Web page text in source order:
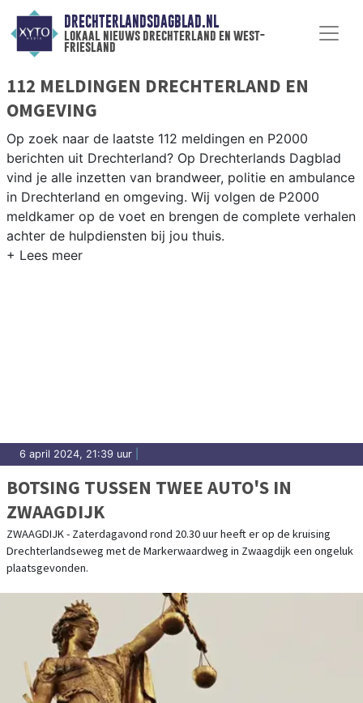
DRECHTERLANDSDAGBLAD.NL
lokaal nieuws drechterland en west-
friesland
112 MELDINGEN DRECHTERLAND EN
OMGEVING
Op zoek naar de laatste 112 meldingen en P2000
berichten uit Drechterland? Op Drechterlands Dagblad
vind je alle inzetten van brandweer, politie en ambulance
in Drechterland en omgeving. Wij volgen de P2000
meldkamer op de voet en brengen de complete verhalen
achter de hulpdiensten bij jou thuis.
6 april 2024, 21:39 uur
BOTSING TUSSEN TWEE AUTO'S IN
ZWAAGDIJK
ZWAAGDIJK - Zaterdagavond rond 20.30 uur heeft er op de kruising
Drechterlandseweg met de Markerwaardweg in Zwaagdijk een ongeluk
plaatsgevonden.